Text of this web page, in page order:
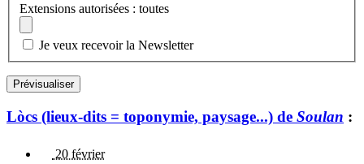
Extensions autorisées : toutes
Je veux recevoir la Newsletter
Lòcs (lieux-dits = toponymie, paysage...) de Soulan :
20 février